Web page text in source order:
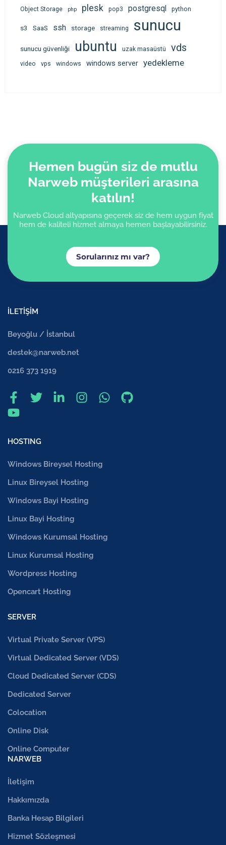
Object Storage php plesk pop3 postgresql python
s3 SaaS ssh storage streaming sunucu
sunucu güvenliği ubuntu uzak masaüstü vds
video vps windows windows server yedekleme
Hemen bugün siz de mutlu
Narweb müşterileri arasına
katılın!
Narweb Cloud altyapısına geçerek siz de hem uygun fiyat
hem de kaliteli hizmet almaya hemen başlayabilirsiniz.
Sorularınız mı var?
İLETİŞİM
Beyoğlu / İstanbul
destek@narweb.net
0216 373 1919
HOSTING
Windows Bireysel Hosting
Linux Bireysel Hosting
Windows Bayi Hosting
Linux Bayi Hosting
Windows Kurumsal Hosting
Linux Kurumsal Hosting
Wordpress Hosting
Opencart Hosting
SERVER
Virtual Private Server (VPS)
Virtual Dedicated Server (VDS)
Cloud Dedicated Server (CDS)
Dedicated Server
Colocation
Online Disk
Online Computer
NARWEB
İletişim
Hakkımızda
Banka Hesap Bilgileri
Hizmet Sözleşmesi